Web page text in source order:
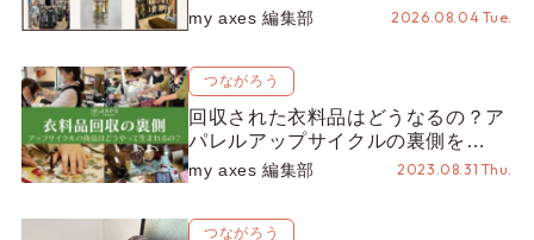
LOOP」にアップデート！活用する
my axes 編集部 2026.08.04 Tue.
つながろう
回収された衣料品はどうなるの？ア
パレルアップサイクルの裏側を
YouTubeにて初公開！
my axes 編集部 2023.08.31 Thu.
つながろう